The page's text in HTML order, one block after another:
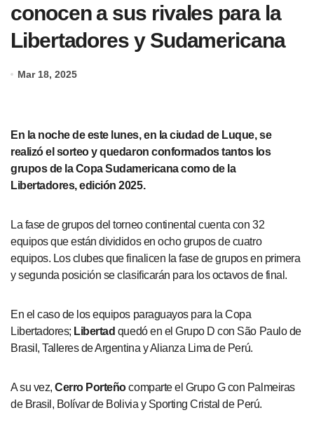
conocen a sus rivales para la
Libertadores y Sudamericana
Mar 18, 2025
En la noche de este lunes, en la ciudad de Luque, se
realizó el sorteo y quedaron conformados tantos los
grupos de la Copa Sudamericana como de la
Libertadores, edición 2025.
La fase de grupos del torneo continental cuenta con 32
equipos que están divididos en ocho grupos de cuatro
equipos. Los clubes que finalicen la fase de grupos en primera
y segunda posición se clasificarán para los octavos de final.
En el caso de los equipos paraguayos para la Copa
Libertadores; Libertad quedó en el Grupo D con São Paulo de
Brasil, Talleres de Argentina y Alianza Lima de Perú.
A su vez,Cerro Porteñocomparte el Grupo G con Palmeiras
de Brasil, Bolívar de Bolivia y Sporting Cristal de Perú.